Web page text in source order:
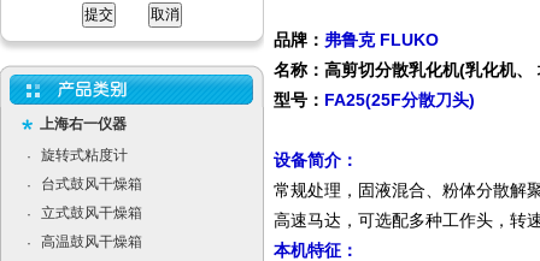
上海右一仪器
·
旋转式粘度计
·
台式鼓风干燥箱
·
立式鼓风干燥箱
·
高温鼓风干燥箱
品牌： 弗鲁克 FLUKO
名称：高剪切分散乳化机(乳化机
型号： FA25(25F分散刀头)
设备简介：
常规处理，固液混合、粉体分散解
高速马达，可选配多种工作头，转
本机特征：